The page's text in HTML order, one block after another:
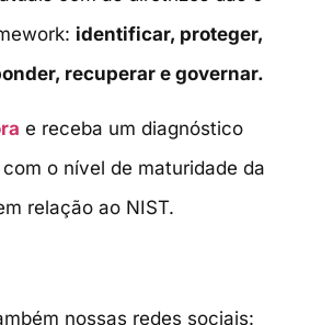
identificar, proteger,
recuperar e governar.
e receba um diagnóstico
o nível de maturidade da
relação ao NIST.
nossas redes sociais: